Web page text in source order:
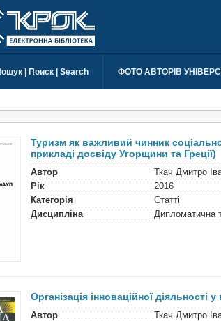
| Поиск | Search ФОТО АВТОРІВ
Туризм як важливий чинник
прикладі досвіду Угорщини та Греції)
Автор
Ткач Дмитро
Рік
2016
Категорія
Статті
Дисципліна
Дипломатична
Організація інноваційної діяльності
Автор
Ткач Дмитро